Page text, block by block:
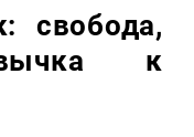
свобода,
к